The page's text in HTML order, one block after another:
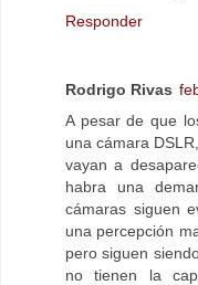
Responder
Rodrigo Rivas
A pesar de que
una cámara
vayan a
habra una
cámaras siguen
una percepción
pero siguen
no tienen la